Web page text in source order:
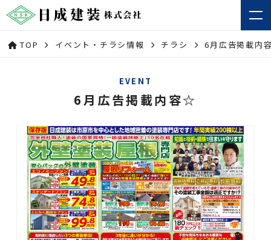
TOP イベント・チラシ情報 チラシ 6月広告掲載内
EVENT
6月広告掲載内容☆